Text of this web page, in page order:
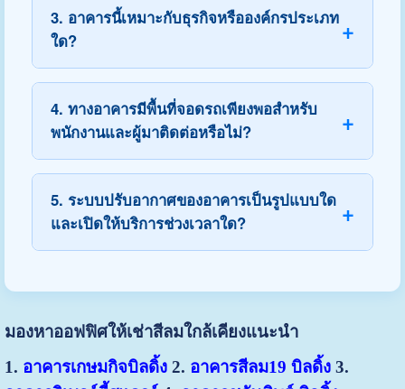
3. อาคารนี้เหมาะกับธุรกิจหรือองค์กรประเภท
ใด?
4. ทางอาคารมีพื้นที่จอดรถเพียงพอสำหรับ
พนักงานและผู้มาติดต่อหรือไม่?
5. ระบบปรับอากาศของอาคารเป็นรูปแบบใด
และเปิดให้บริการช่วงเวลาใด?
มองหาออฟฟิศให้เช่าสีลมใกล้เคียงแนะนำ
1. อาคารเกษมกิจบิลดิ้ง2. อาคารสีลม19 บิลดิ้ง3.